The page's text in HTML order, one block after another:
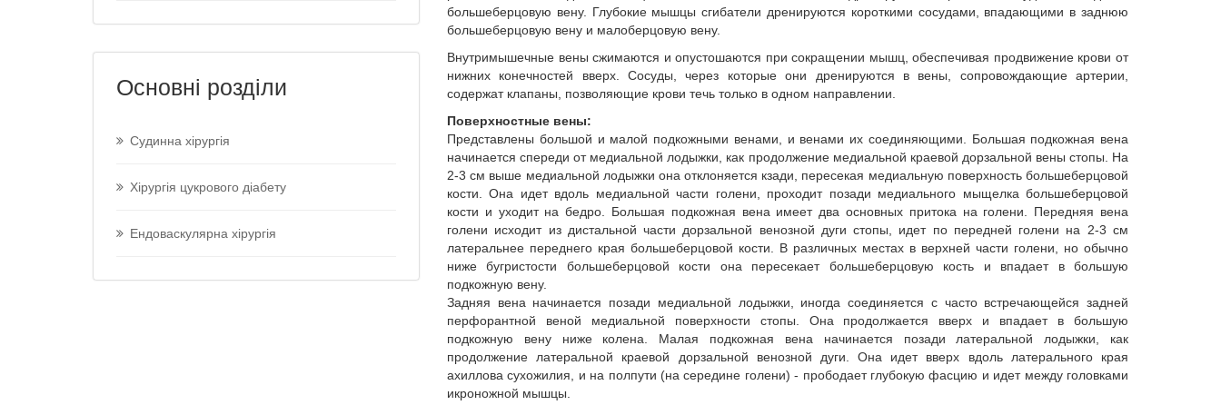
Основні розділи
Судинна хірургія
Хірургія цукрового діабету
Ендоваскулярна хірургія
большеберцовую вену. Глубокие мышцы сгибатели дренируются короткими сосудами, впадающими в заднюю
большеберцовую вену и малоберцовую вену.
Внутримышечные вены сжимаются и опустошаются при сокращении мышц, обеспечивая продвижение крови от
нижних конечностей вверх. Сосуды, через которые они дренируются в вены, сопровождающие артерии,
содержат клапаны, позволяющие крови течь только в одном направлении.
Поверхностные вены:
Представлены большой и малой подкожными венами, и венами их соединяющими. Большая подкожная вена
начинается спереди от медиальной лодыжки, как продолжение медиальной краевой дорзальной вены стопы. На
2-3 см выше медиальной лодыжки она отклоняется кзади, пересекая медиальную поверхность большеберцовой
кости. Она идет вдоль медиальной части голени, проходит позади медиального мыщелка большеберцовой
кости и уходит на бедро. Большая подкожная вена имеет два основных притока на голени. Передняя вена
голени исходит из дистальной части дорзальной венозной дуги стопы, идет по передней голени на 2-3 см
латеральнее переднего края большеберцовой кости. В различных местах в верхней части голени, но обычно
ниже бугристости большеберцовой кости она пересекает большеберцовую кость и впадает в большую
подкожную вену.
Задняя вена начинается позади медиальной лодыжки, иногда соединяется с часто встречающейся задней
перфорантной веной медиальной поверхности стопы. Она продолжается вверх и впадает в большую
подкожную вену ниже колена. Малая подкожная вена начинается позади латеральной лодыжки, как
продолжение латеральной краевой дорзальной венозной дуги. Она идет вверх вдоль латерального края
ахиллова сухожилия, и на полпути (на середине голени) - прободает глубокую фасцию и идет между головками
икроножной мышцы.